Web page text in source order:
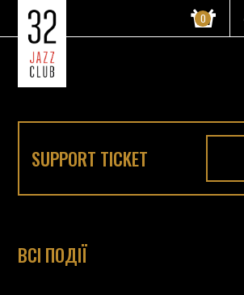
0
SUPPORT TICKET
ВСІ ПОДІЇ